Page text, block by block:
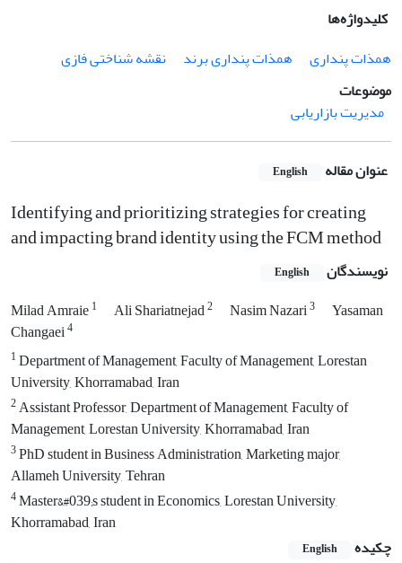
کلیدواژه‌ها
همذات پنداری
همذات پنداری برند
نقشه شناختی فازی
موضوعات
مدیریت بازاریابی
عنوان مقاله English
Identifying and prioritizing strategies for creating
and impacting brand identity using the FCM method
نویسندگان English
Milad Amraie1 Ali Shariatnejad2 Nasim Nazari3
Yasaman
Changaei4
1Department of Management, Faculty of Management, Lorestan
University, Khorramabad, Iran
2Assistant Professor, Department of Management, Faculty of
Management, Lorestan University, Khorramabad, Iran
3PhD student in Business Administration, Marketing major,
Allameh University, Tehran
4Master&#039;s student in Economics, Lorestan University,
Khorramabad, Iran
چکیده
English